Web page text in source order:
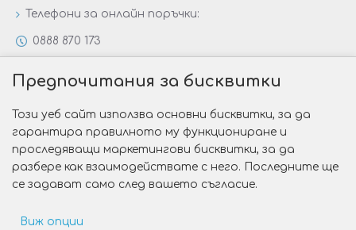
Телефони за онлайн поръчки:
0888 870 173
Специални предложения
Защо да изберете Victoria Gold&Silver?
Как да изберем годежен пръстен?
Предпочитания за бисквитки
Този уеб сайт използва основни бисквитки, за да
гарантира правилното му функциониране и
проследяващи маркетингови бисквитки, за да
разбере как взаимодействате с него. Последните ще
се задават само след вашето съгласие.
Виж опции